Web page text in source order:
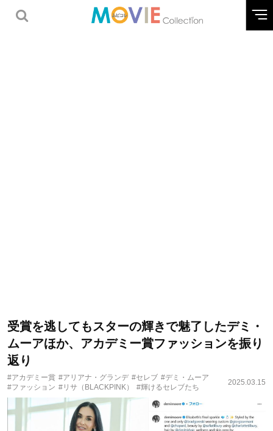
受賞を逃してもスターの輝きで魅了したデミ・
ムーアほか、アカデミー賞ファッションを振り
返り
#アカデミー賞 #アリアナ・グランデ #セレブ #デミ・ムーア
#ファッション #リサ（BLACKPINK） #輝けるセレブたち
2025.03.15